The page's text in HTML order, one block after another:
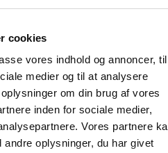
cookies
vores indhold og annoncer, til
medier og til at analysere
om din brug af vores
inden for sociale medier,
Vores partnere
oplysninger, du har givet